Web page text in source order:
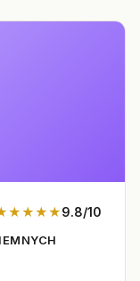
9.8/10